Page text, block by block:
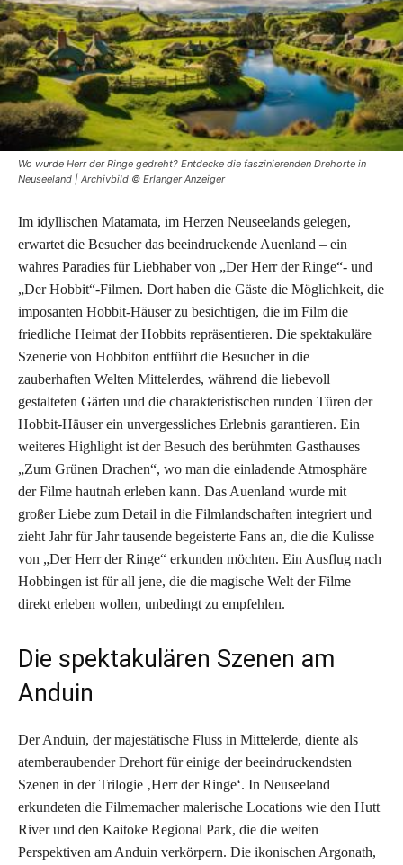
Wo wurde Herr der Ringe gedreht? Entdecke die faszinierenden Drehorte in
Neuseeland | Archivbild © Erlanger Anzeiger
Im idyllischen Matamata, im Herzen Neuseelands gelegen,
erwartet die Besucher das beeindruckende Auenland – ein
wahres Paradies für Liebhaber von „Der Herr der Ringe“- und
„Der Hobbit“-Filmen. Dort haben die Gäste die Möglichkeit, die
imposanten Hobbit-Häuser zu besichtigen, die im Film die
friedliche Heimat der Hobbits repräsentieren. Die spektakuläre
Szenerie von Hobbiton entführt die Besucher in die
zauberhaften Welten Mittelerdes, während die liebevoll
gestalteten Gärten und die charakteristischen runden Türen der
Hobbit-Häuser ein unvergessliches Erlebnis garantieren. Ein
weiteres Highlight ist der Besuch des berühmten Gasthauses
„Zum Grünen Drachen“, wo man die einladende Atmosphäre
der Filme hautnah erleben kann. Das Auenland wurde mit
großer Liebe zum Detail in die Filmlandschaften integriert und
zieht Jahr für Jahr tausende begeisterte Fans an, die die Kulisse
von „Der Herr der Ringe“ erkunden möchten. Ein Ausflug nach
Hobbingen ist für all jene, die die magische Welt der Filme
direkt erleben wollen, unbedingt zu empfehlen.
Die spektakulären Szenen am
Anduin
Der Anduin, der majestätische Fluss in Mittelerde, diente als
atemberaubender Drehort für einige der beeindruckendsten
Szenen in der Trilogie ‚Herr der Ringe‘. In Neuseeland
erkundeten die Filmemacher malerische Locations wie den Hutt
River und den Kaitoke Regional Park, die die weiten
Perspektiven am Anduin verkörpern. Die ikonischen Argonath,